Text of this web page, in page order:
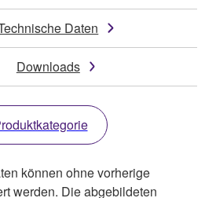
Daten
Downloads
können ohne vorherige
werden. Die abgebildeten